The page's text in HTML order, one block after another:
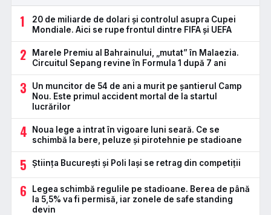
1
20 de miliarde de dolari și controlul asupra Cupei
Mondiale. Aici se rupe frontul dintre FIFA și UEFA
2
Marele Premiu al Bahrainului, „mutat” în Malaezia.
Circuitul Sepang revine în Formula 1 după 7 ani
3
Un muncitor de 54 de ani a murit pe șantierul Camp
Nou. Este primul accident mortal de la startul
lucrărilor
4
Noua lege a intrat în vigoare luni seară. Ce se
schimbă la bere, peluze și pirotehnie pe stadioane
5 Știința București și Poli Iași se retrag din competiții
6
Legea schimbă regulile pe stadioane. Berea de până
la 5,5% va fi permisă, iar zonele de safe standing
devin